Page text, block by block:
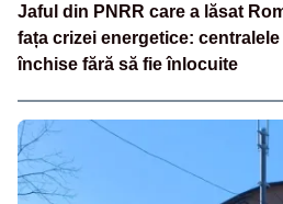
Jaful din PNRR care a lăsat
fața crizei energetice:
închise fără să fie înlocuite